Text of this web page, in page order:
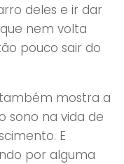
deles e ir dar
nem volta
pouco sair do
mostra a
sono na vida de
E
por alguma